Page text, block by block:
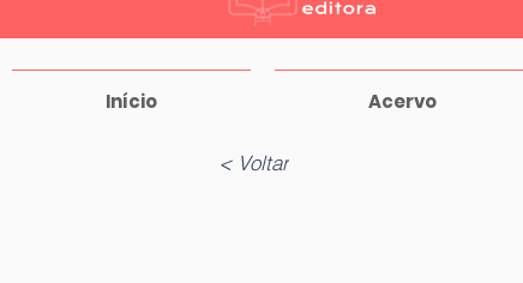
Início Acervo
< Voltar